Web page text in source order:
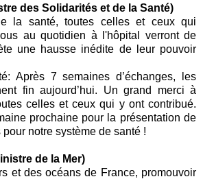
des Solidarités et de la Santé)
la santé, toutes celles et ceux qui
au quotidien à l'hôpital verront de
une hausse inédite de leur pouvoir
Après 7 semaines d’échanges, les
fin aujourd’hui. Un grand merci à
celles et ceux qui y ont contribué.
prochaine pour la présentation de
notre système de santé !
de la Mer)
et des océans de France, promouvoir